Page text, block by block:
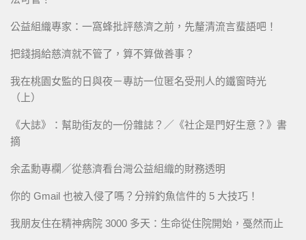
公益組織專家：一窩蜂批評慈濟之前，先釐清流言蜚語吧！
把錢捐給慈濟就不管了，算不算做善事？
我在桃園女監的日與夜－專訪一位匿名受刑人的鐵窗時光
（上）
《大誌》：幫助街友的一份雜誌？／《社企是門好生意？》書
摘
余孟勳專欄／從慈濟看台灣公益組織的財務透明
你的 Gmail 也被入侵了嗎？分辨釣魚信件的 5 大技巧！
我朋友住在精神病院 3000 多天：生命從住院開始，戞然而止